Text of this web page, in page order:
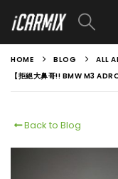
HOME BLOG ALL
【拒絕大鼻哥!! BMW M3
Back to Blog